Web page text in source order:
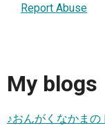
Report Abuse
My blogs
♪おんがくなかまの